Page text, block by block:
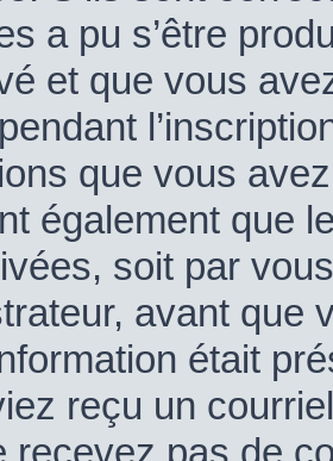
a pu s’être
et que vous
que vous
également que
soit par
avant que
était
reçu un
recevez pas de